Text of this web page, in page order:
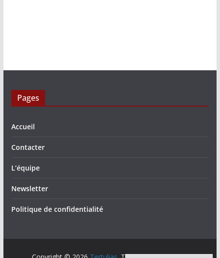
Pages
Accueil
Contacter
L’équipe
Newsletter
Politique de confidentialité